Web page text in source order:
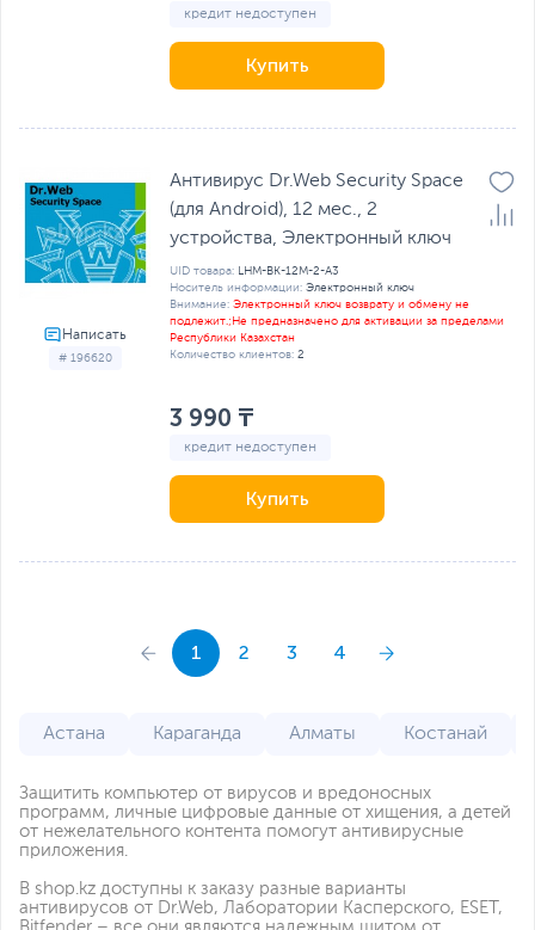
кредит недоступен
Купить
# 196620
Антивирус Dr.Web Security Space
(для Android), 12 мес., 2
устройства, Электронный ключ
UID товара: LHM-BK-12M-2-A3
Носитель информации: Электронный ключ
Внимание: Электронный ключ возврату и обмену не
подлежит.;Не предназначено для активации за пределами
Республики Казахстан
Количество клиентов: 2
3 990 ₸
кредит недоступен
Купить
1 2 3 4
Астана Караганда Алматы Костанай
Защитить компьютер от вирусов и вредоносных
программ, личные цифровые данные от хищения, а детей
от нежелательного контента помогут антивирусные
приложения.
В shop.kz доступны к заказу разные варианты
антивирусов от Dr.Web, Лаборатории Касперского, ESET,